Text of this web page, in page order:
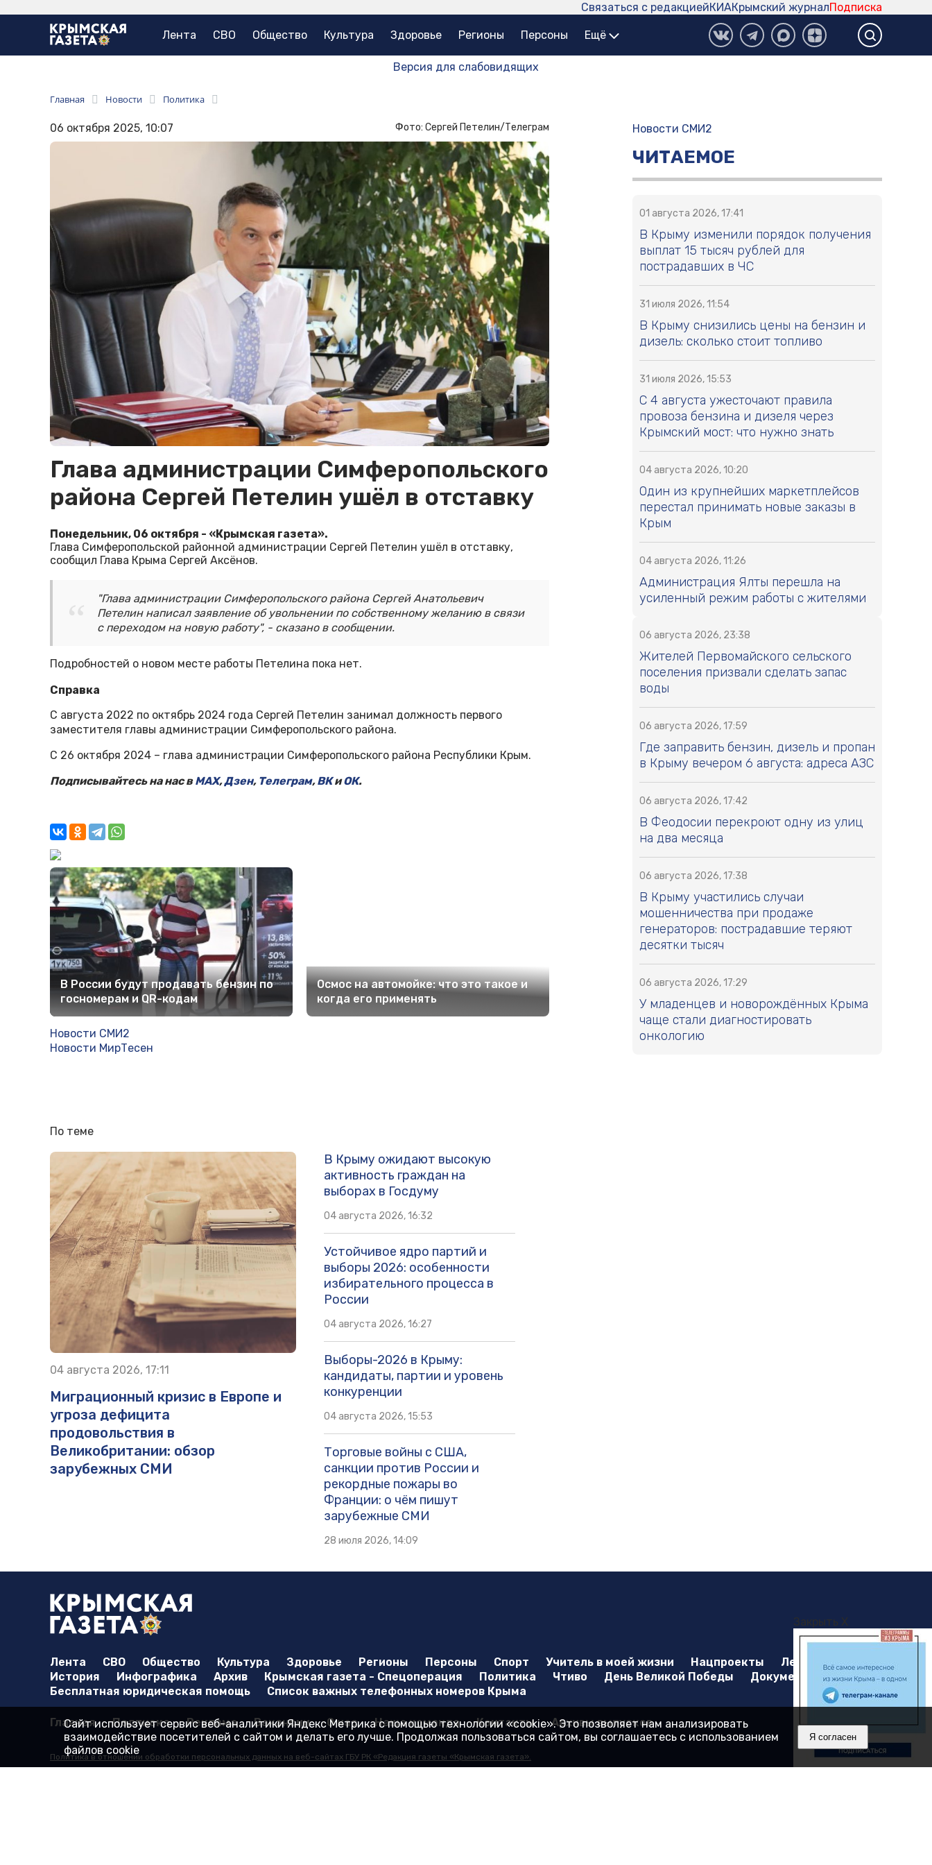
Подписка
Крымский журнал
КИА
Связаться с редакцией
Лента СВО Общество Культура Здоровье Регионы Персоны Ещё
Версия для слабовидящих
Главная Новости Политика
06 октября 2025, 10:07 Фото: Сергей Петелин/Телеграм
Глава администрации Симферопольского
района Сергей Петелин ушёл в отставку
Понедельник, 06 октября - «Крымская газета».
Глава Симферопольской районной администрации Сергей Петелин ушёл в отставку,
сообщил Глава Крыма Сергей Аксёнов.
"Глава администрации Симферопольского района Сергей Анатольевич
Петелин написал заявление об увольнении по собственному желанию в связи
с переходом на новую работу", - сказано в сообщении.
Подробностей о новом месте работы Петелина пока нет.
Справка
С августа 2022 по октябрь 2024 года Сергей Петелин занимал должность первого
заместителя главы администрации Симферопольского района.
С 26 октября 2024 – глава администрации Симферопольского района Республики Крым.
Подписывайтесь на нас вMAX,Дзен, Телеграм,ВКиОК.
В России будут продавать бензин по
госномерам и QR-кодам
Осмос на автомойке: что это такое и
когда его применять
Новости СМИ2
Новости МирТесен
По теме
04 августа 2026, 17:11
Миграционный кризис в Европе и
угроза дефицита
продовольствия в
Великобритании: обзор
зарубежных СМИ
В Крыму ожидают высокую
активность граждан на
выборах в Госдуму
04 августа 2026, 16:32
Устойчивое ядро партий и
выборы 2026: особенности
избирательного процесса в
России
04 августа 2026, 16:27
Выборы-2026 в Крыму:
кандидаты, партии и уровень
конкуренции
04 августа 2026, 15:53
Торговые войны с США,
санкции против России и
рекордные пожары во
Франции: о чём пишут
зарубежные СМИ
28 июля 2026, 14:09
Новости СМИ2
ЧИТАЕМОЕ
01 августа 2026, 17:41
В Крыму изменили порядок получения
выплат 15 тысяч рублей для
пострадавших в ЧС
31 июля 2026, 11:54
В Крыму снизились цены на бензин и
дизель: сколько стоит топливо
31 июля 2026, 15:53
С 4 августа ужесточают правила
провоза бензина и дизеля через
Крымский мост: что нужно знать
04 августа 2026, 10:20
Один из крупнейших маркетплейсов
перестал принимать новые заказы в
Крым
04 августа 2026, 11:26
Администрация Ялты перешла на
усиленный режим работы с жителями
06 августа 2026, 23:38
Жителей Первомайского сельского
поселения призвали сделать запас
воды
06 августа 2026, 17:59
Где заправить бензин, дизель и пропан
в Крыму вечером 6 августа: адреса АЗС
06 августа 2026, 17:42
В Феодосии перекроют одну из улиц
на два месяца
06 августа 2026, 17:38
В Крыму участились случаи
мошенничества при продаже
генераторов: пострадавшие теряют
десятки тысяч
06 августа 2026, 17:29
У младенцев и новорождённых Крыма
чаще стали диагностировать
онкологию
Закрыть X
Лента СВО Общество Культура Здоровье Регионы Персоны Спорт Учитель в моей жизни Нацпроекты
Лента
История
Инфографика Архив Крымская газета - Спецоперация Политика Чтиво День Великой Победы
Документы
Бесплатная юридическая помощь
Список важных телефонных номеров Крыма
Главная Подписка Реклама Вакансии О нас Наша команда Контакты Архивы выпусков
Политика в отношении обработки персональных данных на веб-сайтах ГБУ РК «Редакция газеты «Крымская газета».
Сайт использует сервис веб-аналитики Яндекс Метрика с помощью технологии «cookie». Это позволяет нам анализировать
взаимодействие посетителей с сайтом и делать его лучше. Продолжая пользоваться сайтом, вы соглашаетесь с использованием
файлов cookie
Я согласен